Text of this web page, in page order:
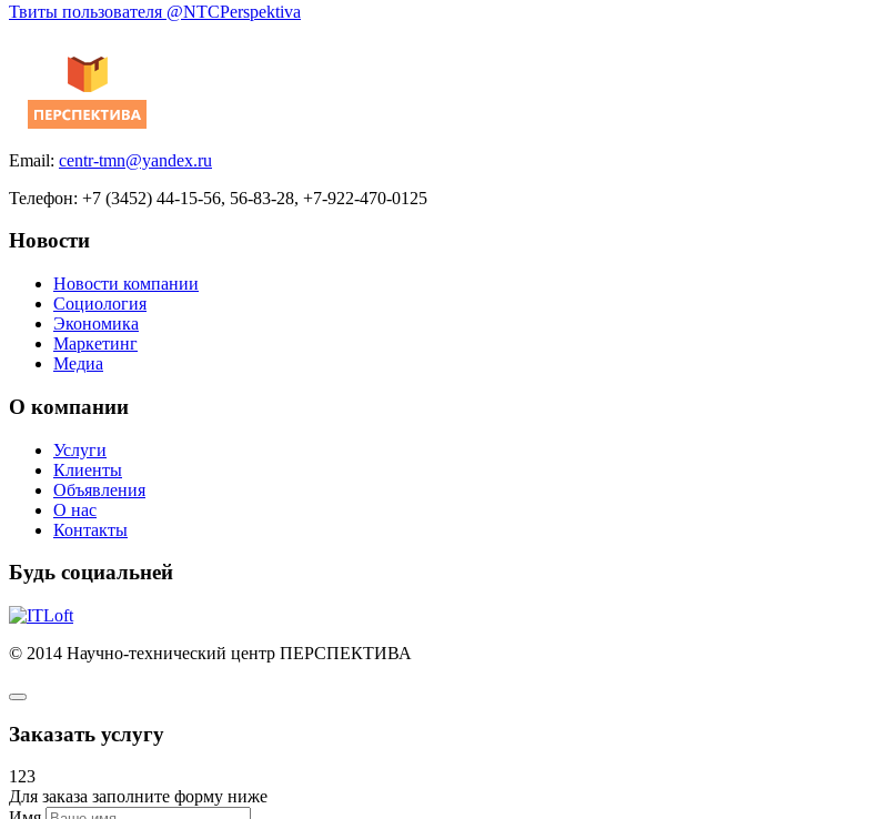
Твиты пользователя @NTCPerspektiva
Email: centr-tmn@yandex.ru
Телефон: +7 (3452) 44-15-56, 56-83-28, +7-922-470-0125
Новости
Новости компании
Социология
Экономика
Маркетинг
Медиа
О компании
Услуги
Клиенты
Объявления
О нас
Контакты
Будь социальней
© 2014 Научно-технический центр ПЕРСПЕКТИВА
Заказать услугу
123
Для заказа заполните форму ниже